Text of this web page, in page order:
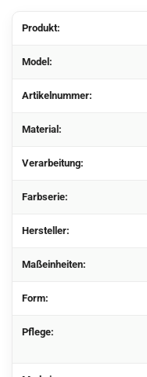
Produkt:
Model:
Artikelnummer:
Material:
Verarbeitung:
Farbserie:
Hersteller:
Maßeinheiten:
Form:
Pflege: